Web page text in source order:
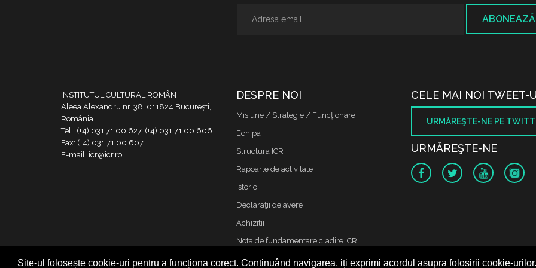
Site-ul folosește cookie-uri pentru a funcționa corect. Continuând navigarea, iți exprimi acordul asupra folosirii cookie-urilor.
INSTITUTUL CULTURAL ROMÂN
Aleea Alexandru nr. 38, 011824 București,
România
Tel.: (+4) 031 71 00 627, (+4) 031 71 00 606
Fax: (+4) 031 71 00 607
E-mail: icr@icr.ro
DESPRE NOI
Misiune / Strategie / Funcţionare
Echipa
Structura ICR
Rapoarte de activitate
Istoric
Declaraţii de avere
Achizitii
Nota de fundamentare cladire ICR
Contact
CELE MAI NOI TWEET-
URMĂREŞTE-NE PE
URMĂREŞTE-NE